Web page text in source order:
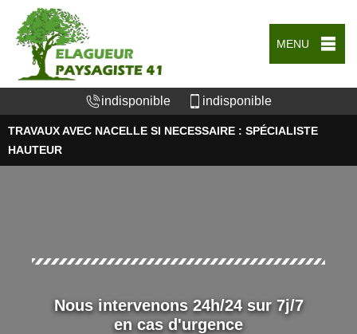
MENU
indisponible indisponible
TRAVAUX AVEC NACELLE SI NECESSAIRE : SPÉCIALISTE
HAUTEUR
Nous intervenons 24h/24 sur 7j/7
en cas d'urgence